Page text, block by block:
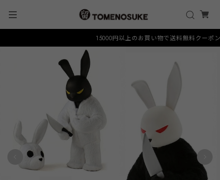
15000円以上のお買い物で送料無料クーポン